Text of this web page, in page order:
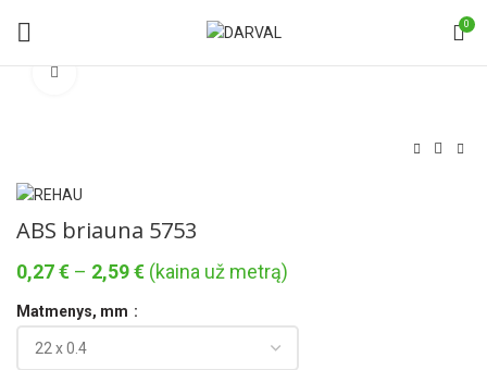
0
ABS briauna 5753
0,27€ – 2,59€Price
(kaina už metrą)
Matmenys, mm